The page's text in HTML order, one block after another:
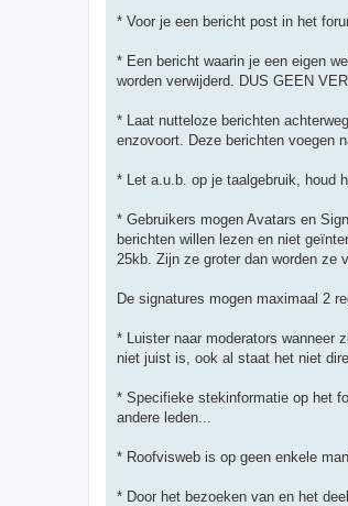
* Voor je een bericht post in het
* Een bericht waarin je een eigen
worden verwijderd. DUS GEEN
* Laat nutteloze berichten
enzovoort. Deze berichten voegen
* Let a.u.b. op je taalgebruik, houd
* Gebruikers mogen Avatars en
berichten willen lezen en niet
25kb. Zijn ze groter dan worden ze
De signatures mogen maximaal 2
* Luister naar moderators wanneer
niet juist is, ook al staat het niet
* Specifieke stekinformatie op het
andere leden...
* Roofvisweb is op geen enkele
* Door het bezoeken van en het